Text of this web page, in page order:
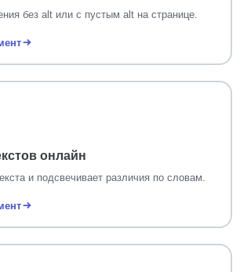
без alt или с пустым alt на странице.
онлайн
и подсвечивает различия по словам.